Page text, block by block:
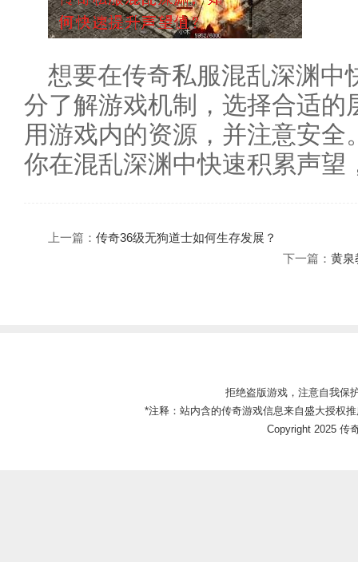
想要在传奇私服混乱深渊中
分了解游戏机制，选择合适的
用游戏内的资源，并注意安
你在混乱深渊中快速积累声望
上一篇： 传奇36级无狗道士如何生存发展？
下一篇： 黄泉
拒绝盗版游戏，注意自我保
*注释：站内含的传奇游戏信息来自盛大授权
Copyright 2025 传